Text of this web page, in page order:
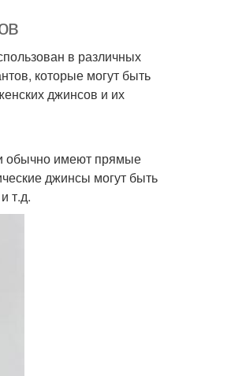
в различных
которые могут быть
джинсов и их
обычно имеют прямые
джинсы могут быть
т.д.